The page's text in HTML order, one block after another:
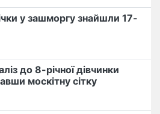
у зашморгу знайшли 17-
до 8-річної дівчинки
москітну сітку